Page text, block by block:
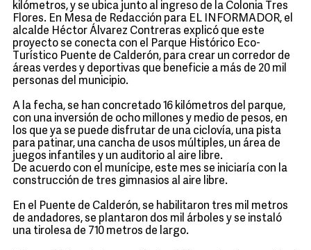
kilómetros, y se ubica junto al ingreso de la Colonia Tres
Flores. En Mesa de Redacción para EL INFORMADOR, el
alcalde Héctor Álvarez Contreras explicó que este
proyecto se conecta con el Parque Histórico Eco-
Turístico Puente de Calderón, para crear un corredor de
áreas verdes y deportivas que beneficie a más de 20 mil
personas del municipio.
A la fecha, se han concretado 16 kilómetros del parque,
con una inversión de ocho millones y medio de pesos, en
los que ya se puede disfrutar de una ciclovía, una pista
para patinar, una cancha de usos múltiples, un área de
juegos infantiles y un auditorio al aire libre.
De acuerdo con el munícipe, este mes se iniciaría con la
construcción de tres gimnasios al aire libre.
En el Puente de Calderón, se habilitaron tres mil metros
de andadores, se plantaron dos mil árboles y se instaló
una tirolesa de 710 metros de largo.